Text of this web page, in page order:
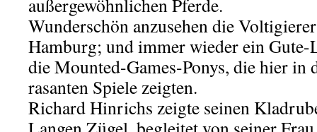
außergewöhnlichen Pferde.
Wunderschön anzusehen die
Hamburg; und immer wieder ein
die Mounted-Games-Ponys, die hier in
rasanten Spiele zeigten.
Richard Hinrichs zeigte seinen